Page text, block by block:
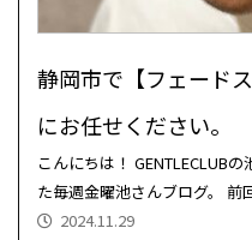
静岡市で【フェード
にお任せください。
こんにちは！ GENTLECLUB
た毎週金曜池さんブログ。
2024.11.29